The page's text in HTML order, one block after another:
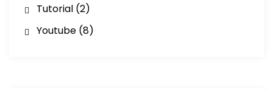
Tutorial(2)
Youtube(8)